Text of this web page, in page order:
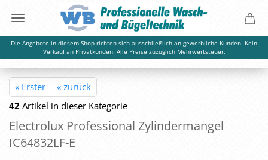
Die Angebote in diesem Shop richten sich ausschließlich an gewerbliche Kunden. Kein
Verkauf an Privatkunden. Alle Preise zuzüglich Mehrwertsteuer.
« Erster
« zurück
42 Artikel in dieser Kategorie
Elec­tro­lux Pro­fes­sio­nal Zy­lin­der­man­gel
IC64832LF-​E